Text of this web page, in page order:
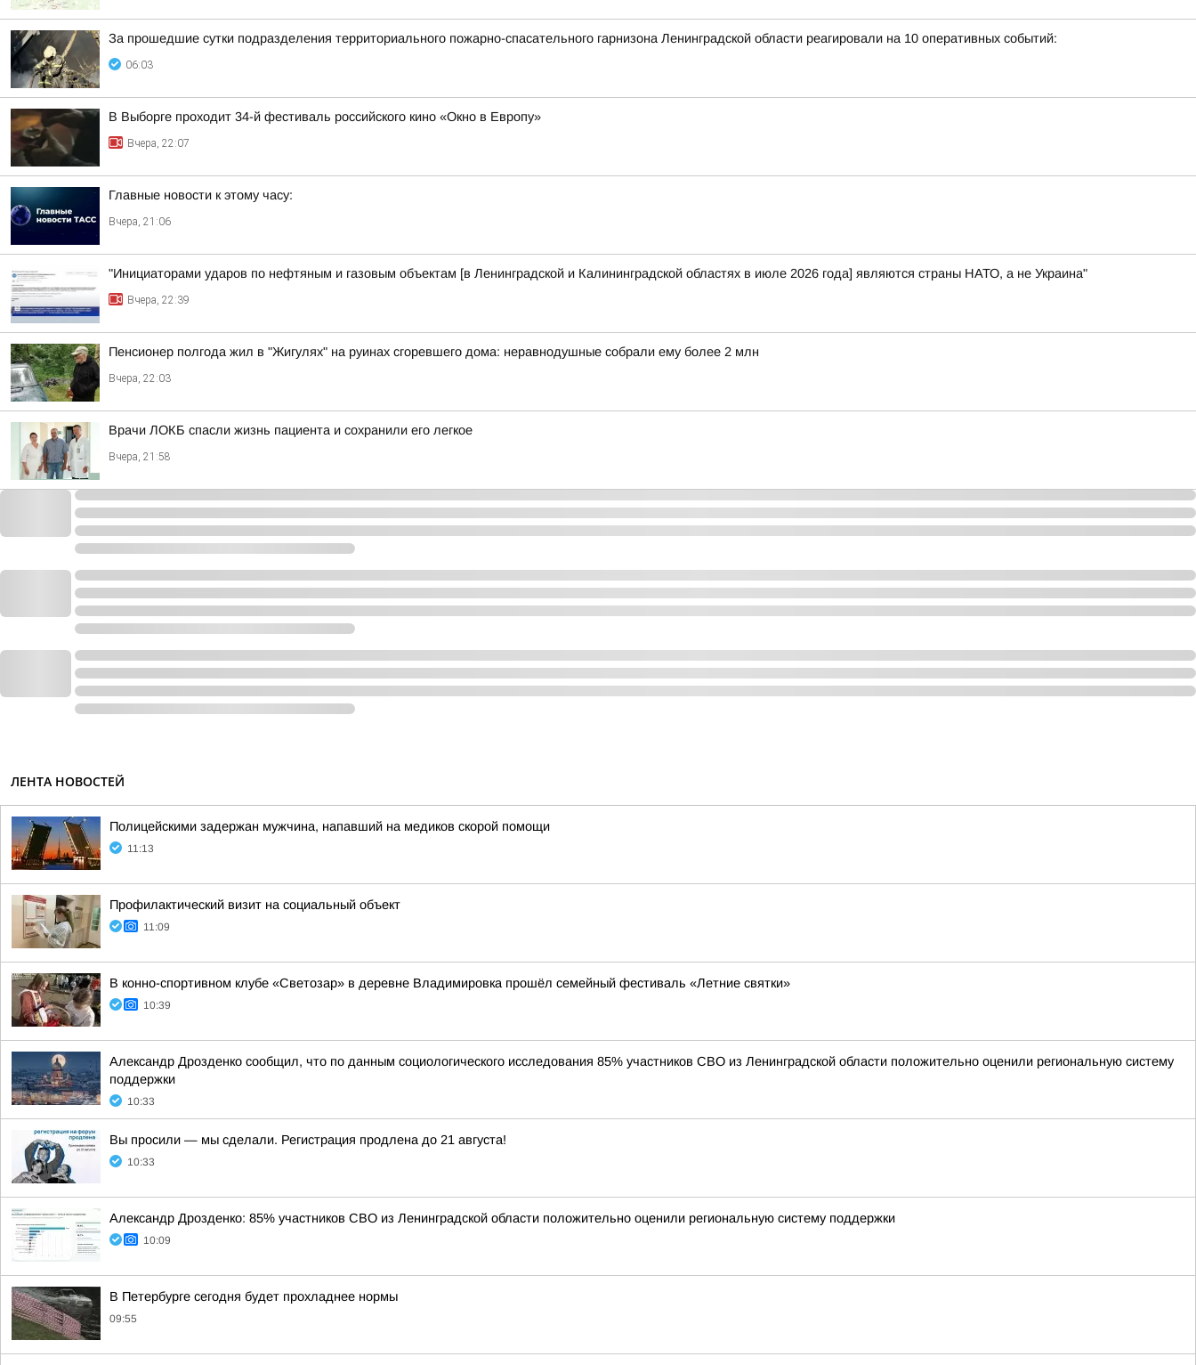
За прошедшие сутки подразделения территориального пожарно-спасательного гарнизона Ленинградской области реагировали на 10 оперативных событий:
06:03
В Выборге проходит 34-й фестиваль российского кино «Окно в Европу»
Вчера, 22:07
Главные новости к этому часу:
Вчера, 21:06
"Инициаторами ударов по нефтяным и газовым объектам [в Ленинградской и Калининградской областях в июле 2026 года] являются страны НАТО, а не Украина"
Вчера, 22:39
Пенсионер полгода жил в "Жигулях" на руинах сгоревшего дома: неравнодушные собрали ему более 2 млн
Вчера, 22:03
Врачи ЛОКБ спасли жизнь пациента и сохранили его легкое
Вчера, 21:58
ЛЕНТА НОВОСТЕЙ
Полицейскими задержан мужчина, напавший на медиков скорой помощи
11:13
Профилактический визит на социальный объект
11:09
В конно-спортивном клубе «Светозар» в деревне Владимировка прошёл семейный фестиваль «Летние святки»
10:39
Александр Дрозденко сообщил, что по данным социологического исследования 85% участников СВО из Ленинградской области положительно оценили региональную систему
поддержки
10:33
Вы просили — мы сделали. Регистрация продлена до 21 августа!
10:33
Александр Дрозденко: 85% участников СВО из Ленинградской области положительно оценили региональную систему поддержки
10:09
В Петербурге сегодня будет прохладнее нормы
09:55